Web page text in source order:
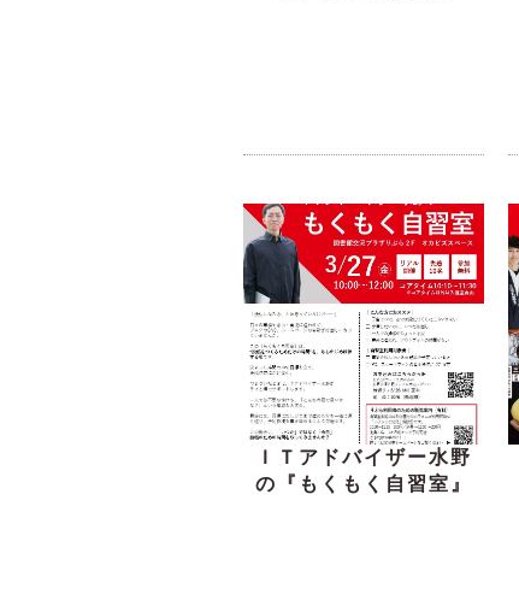
ＩＴアドバイザー水野
の『もくもく自習室』